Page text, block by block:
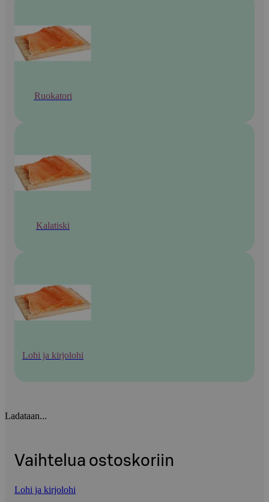
Ruokatori
Kalatiski
Lohi ja kirjolohi
Ladataan...
Vaihtelua ostoskoriin
Lohi ja kirjolohi